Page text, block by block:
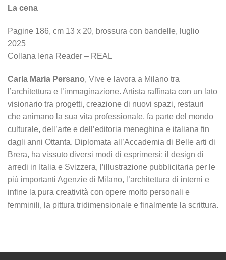
La cena
Pagine 186, cm 13 x 20, brossura con bandelle, luglio
2025
Collana Iena Reader – REAL
Carla Maria Persano, Vive e lavora a Milano tra
l’architettura e l’immaginazione. Artista raffinata con un lato
visionario tra progetti, creazione di nuovi spazi, restauri
che animano la sua vita professionale, fa parte del mondo
culturale, dell’arte e dell’editoria meneghina e italiana fin
dagli anni Ottanta. Diplomata all’Accademia di Belle arti di
Brera, ha vissuto diversi modi di esprimersi: il design di
arredi in Italia e Svizzera, l’illustrazione pubblicitaria per le
più importanti Agenzie di Milano, l’architettura di interni e
infine la pura creatività con opere molto personali e
femminili, la pittura tridimensionale e finalmente la scrittura.